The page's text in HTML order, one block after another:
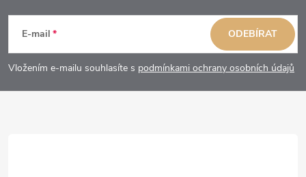
p
a
E-mail
Vložením e-mailu souhlasíte s podmínkami ochrany osobních údajů
ODEBÍRAT